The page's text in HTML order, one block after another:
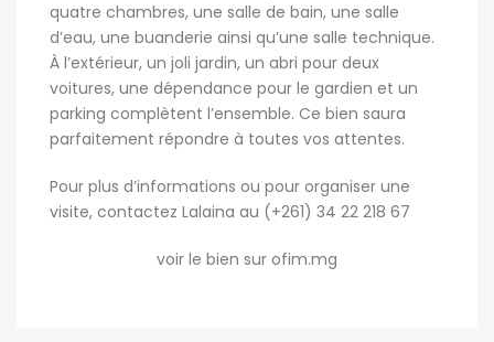
quatre chambres, une salle de bain, une salle
d’eau, une buanderie ainsi qu’une salle technique.
À l’extérieur, un joli jardin, un abri pour deux
voitures, une dépendance pour le gardien et un
parking complètent l’ensemble. Ce bien saura
parfaitement répondre à toutes vos attentes.
Pour plus d’informations ou pour organiser une
visite, contactez Lalaina au (+261) 34 22 218 67
voir le bien sur ofim.mg